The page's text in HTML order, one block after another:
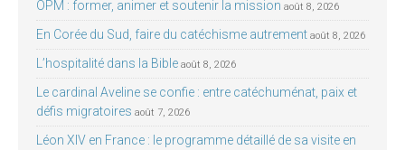
OPM : former, animer et soutenir la mission août 8, 2026
En Corée du Sud, faire du catéchisme autrement août 8, 2026
L’hospitalité dans la Bible août 8, 2026
Le cardinal Aveline se confie : entre catéchuménat, paix et
défis migratoires août 7, 2026
Léon XIV en France : le programme détaillé de sa visite en